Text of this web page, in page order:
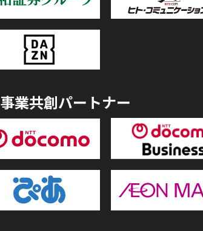
事業共創パートナー